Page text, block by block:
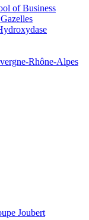
of Business
Rhône-Alpes
Joubert